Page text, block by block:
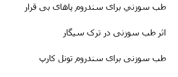
طب سوزني برای سندروم پاهای بی قرار
اثر طب سوزنی در ترک سیگار
طب سوزنى برای سندروم تونل کارپ